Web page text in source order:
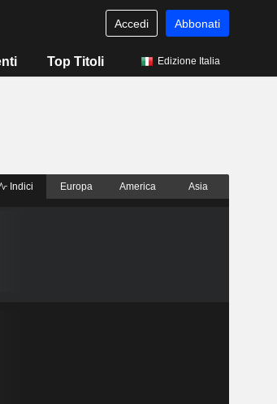
Accedi Abbonati
Top Titoli Edizione Italia
Indici Europa America Asia